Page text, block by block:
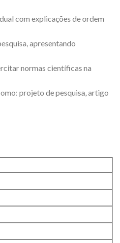
com explicações de ordem
apresentando
normas científicas na
projeto de pesquisa, artigo